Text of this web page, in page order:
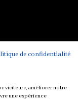
de confidentialité
visiteurs, améliorer notre
une expérience